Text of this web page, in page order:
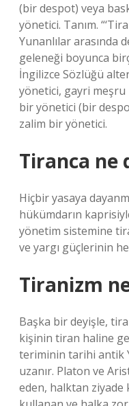
(bir despot) veya
yönetici. Tanım.
Yunanlılar arasında
geleneği boyunca
İngilizce Sözlüğü
yönetici, gayri meşru
bir yönetici (bir
zalim bir yönetici.
Tiranca ne
Hiçbir yasaya
hükümdarın
yönetim sistemine
ve yargı güçlerinin
Tiranizm
Başka bir deyişle,
kişinin tiran haline
teriminin tarihi antik
uzanır. Platon ve
eden, halktan ziyade